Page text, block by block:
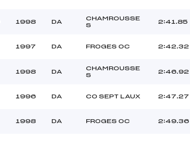
1998 DA
CHAMROUSSE
S
2:41.85
1997 DA FROGES OC 2:42.32
1998 DA
CHAMROUSSE
S
2:46.92
1996 DA CO SEPT LAUX 2:47.27
1998 DA FROGES OC 2:49.36